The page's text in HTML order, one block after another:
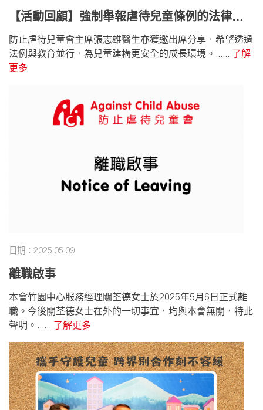
【活動回顧】強制舉報虐待兒童條例的法律框
防止虐待兒童會主席張志雄醫生亦獲邀出席分享，希望透過
法例與教育並行，為兒童建構更安全的成長環境。...... 了解
更多
日期：2025.05.09
離職啟事
本會竹園中心服務經理關荃德女士於2025年5月6日正式離
職。今後關荃德女士在外的一切事宜，均與本會無關，特此
聲明。...... 了解更多